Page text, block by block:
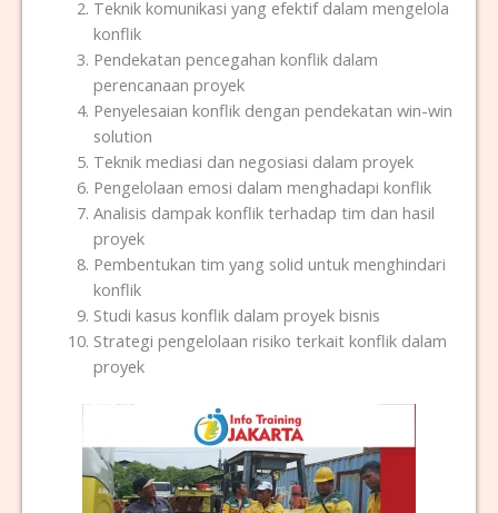
Teknik komunikasi yang efektif dalam mengelola
konflik
Pendekatan pencegahan konflik dalam
perencanaan proyek
Penyelesaian konflik dengan pendekatan win-win
solution
Teknik mediasi dan negosiasi dalam proyek
Pengelolaan emosi dalam menghadapi konflik
Analisis dampak konflik terhadap tim dan hasil
proyek
Pembentukan tim yang solid untuk menghindari
konflik
Studi kasus konflik dalam proyek bisnis
Strategi pengelolaan risiko terkait konflik dalam
proyek